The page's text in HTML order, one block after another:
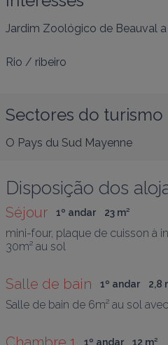
Jardim Zoológico de Beauval
Rio / ribeiro
Sectores do turismo
O Pays du Sud Mayenne
Disposição dos
Séjour 1º andar 23 m²
mini-four, plaque de cuisson à
30m² au sol
Salle de bain 1º andar 2,8
Salle de bain de 6m² au sol
1º andar 12 m²